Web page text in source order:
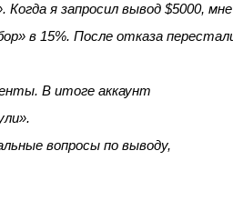
я запросил вывод $5000, мне
в 15%. После отказа
В итоге аккаунт
вопросы по выводу,